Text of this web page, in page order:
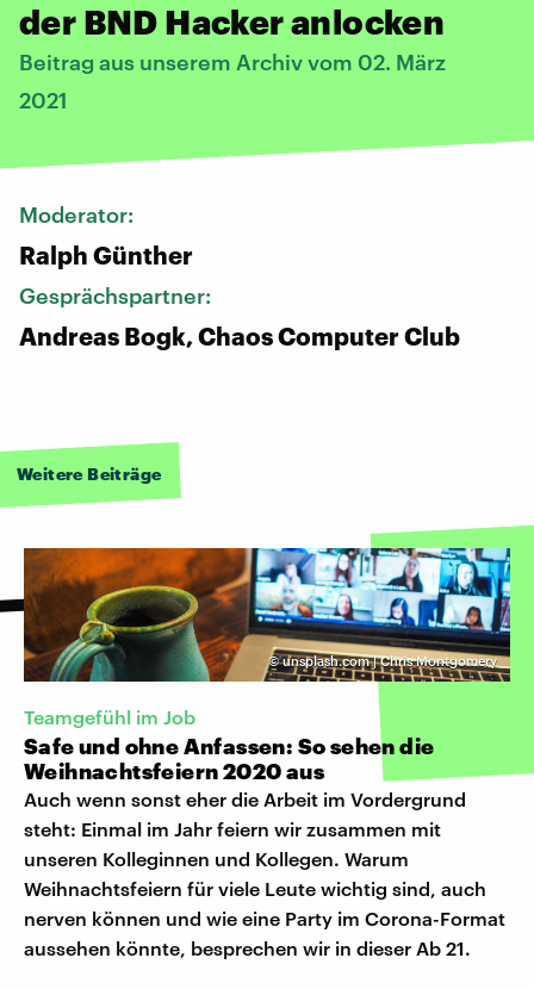
der BND Hacker anlocken
Beitrag aus unserem Archiv vom 02. März
2021
Moderator:
Ralph Günther
Gesprächspartner:
Andreas Bogk, Chaos Computer Club
Weitere Beiträge
©unsplash.com | Chris Montgomery
Teamgefühl im Job
Safe und ohne Anfassen: So sehen die
Weihnachtsfeiern 2020 aus
Auch wenn sonst eher die Arbeit im Vordergrund
steht: Einmal im Jahr feiern wir zusammen mit
unseren Kolleginnen und Kollegen. Warum
Weihnachtsfeiern für viele Leute wichtig sind, auch
nerven können und wie eine Party im Corona-Format
aussehen könnte, besprechen wir in dieser Ab 21.